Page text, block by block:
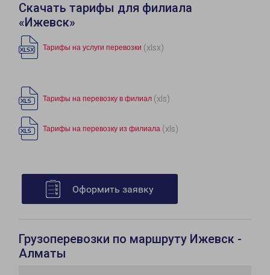
Скачать тарифы для филиала
«Ижевск»
Тарифы на услуги перевозки (xlsx)
Тарифы на перевозку в филиал (xls)
Тарифы на перевозку из филиала (xls)
Оформить заявку
Грузоперевозки по маршруту Ижевск -
Алматы